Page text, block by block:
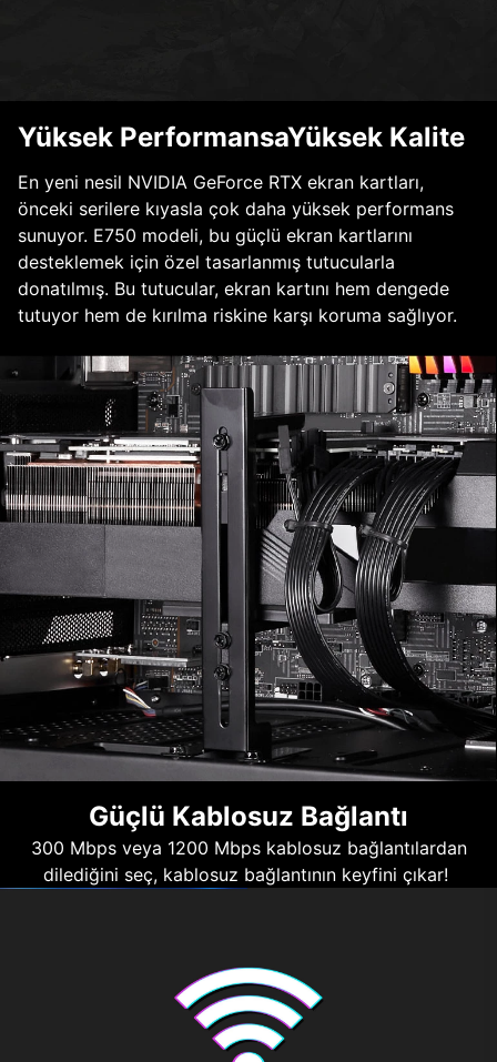
Yüksek PerformansaYüksek Kalite
En yeni nesil NVIDIA GeForce RTX ekran kartları,
önceki serilere kıyasla çok daha yüksek performans
sunuyor. E750 modeli, bu güçlü ekran kartlarını
desteklemek için özel tasarlanmış tutucularla
donatılmış. Bu tutucular, ekran kartını hem dengede
tutuyor hem de kırılma riskine karşı koruma sağlıyor.
Güçlü Kablosuz Bağlantı
300 Mbps veya 1200 Mbps kablosuz bağlantılardan
dilediğini seç, kablosuz bağlantının keyfini çıkar!